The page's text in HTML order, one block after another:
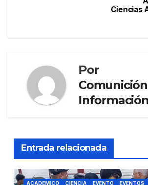
Ciencias
Por
Entrada relacionada
ACADEMICO CIENCIA EVENTO EVENTOS